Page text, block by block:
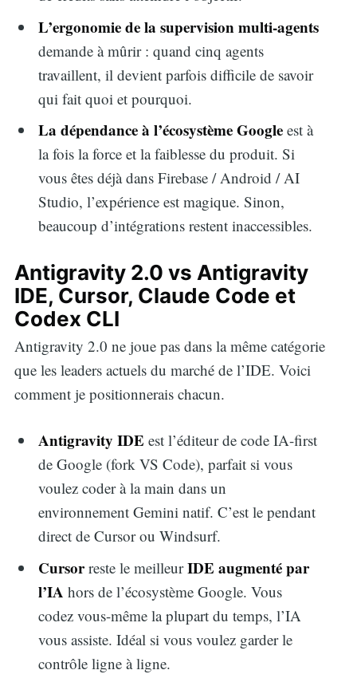
L’ergonomie de la supervision multi-agents
demande à mûrir : quand cinq agents
travaillent, il devient parfois difficile de savoir
qui fait quoi et pourquoi.
La dépendance à l’écosystème Google est à
la fois la force et la faiblesse du produit. Si
vous êtes déjà dans Firebase / Android / AI
Studio, l’expérience est magique. Sinon,
beaucoup d’intégrations restent inaccessibles.
Antigravity 2.0 vs Antigravity
IDE, Cursor, Claude Code et
Codex CLI
Antigravity 2.0 ne joue pas dans la même catégorie
que les leaders actuels du marché de l’IDE. Voici
comment je positionnerais chacun.
Antigravity IDE est l’éditeur de code IA-first
de Google (fork VS Code), parfait si vous
voulez coder à la main dans un
environnement Gemini natif. C’est le pendant
direct de Cursor ou Windsurf.
Cursorreste le meilleurIDE augmenté par
l’IA hors de l’écosystème Google. Vous
codez vous-même la plupart du temps, l’IA
vous assiste. Idéal si vous voulez garder le
contrôle ligne à ligne.